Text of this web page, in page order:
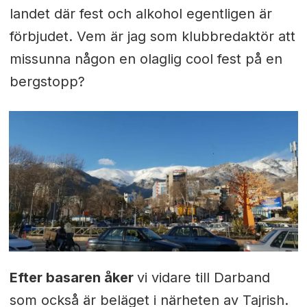
landet där fest och alkohol egentligen är
förbjudet. Vem är jag som klubbredaktör att
missunna någon en olaglig cool fest på en
bergstopp?
Efter basaren åker vi vidare till Darband
som också är beläget i närheten av Tajrish.